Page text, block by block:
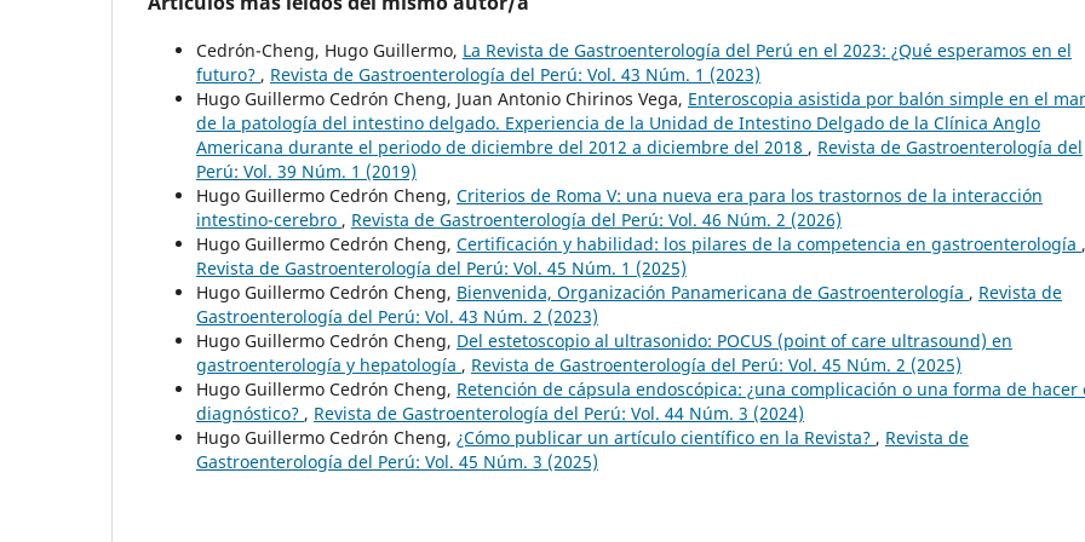
Cedrón-Cheng, Hugo Guillermo, La Revista de Gastroenterología del Perú en el 2023: ¿Qué esperamos en el
futuro? , Revista de Gastroenterología del Perú: Vol. 43 Núm. 1 (2023)
Hugo Guillermo Cedrón Cheng, Juan Antonio Chirinos Vega, Enteroscopia asistida por balón simple en el
de la patología del intestino delgado. Experiencia de la Unidad de Intestino Delgado de la Clínica Anglo
Americana durante el periodo de diciembre del 2012 a diciembre del 2018 , Revista de Gastroenterología del
Perú: Vol. 39 Núm. 1 (2019)
Hugo Guillermo Cedrón Cheng, Criterios de Roma V: una nueva era para los trastornos de la interacción
intestino-cerebro , Revista de Gastroenterología del Perú: Vol. 46 Núm. 2 (2026)
Hugo Guillermo Cedrón Cheng, Certificación y habilidad: los pilares de la competencia en gastroenterología ,
Revista de Gastroenterología del Perú: Vol. 45 Núm. 1 (2025)
Hugo Guillermo Cedrón Cheng, Bienvenida, Organización Panamericana de Gastroenterología , Revista de
Gastroenterología del Perú: Vol. 43 Núm. 2 (2023)
Hugo Guillermo Cedrón Cheng, Del estetoscopio al ultrasonido: POCUS (point of care ultrasound) en
gastroenterología y hepatología , Revista de Gastroenterología del Perú: Vol. 45 Núm. 2 (2025)
Hugo Guillermo Cedrón Cheng, Retención de cápsula endoscópica: ¿una complicación o una forma de hacer
diagnóstico? , Revista de Gastroenterología del Perú: Vol. 44 Núm. 3 (2024)
Hugo Guillermo Cedrón Cheng, ¿Cómo publicar un artículo científico en la Revista? , Revista de
Gastroenterología del Perú: Vol. 45 Núm. 3 (2025)